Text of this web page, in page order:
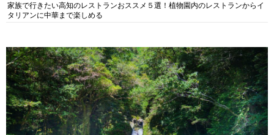
家族で行きたい高知のレストランおススメ５選！植物園内のレストランからイ
タリアンに中華まで楽しめる